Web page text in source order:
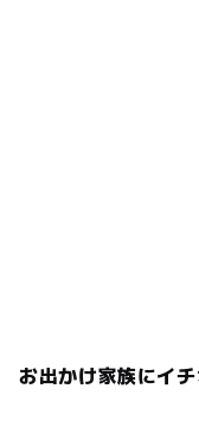
お出かけ家族にイ